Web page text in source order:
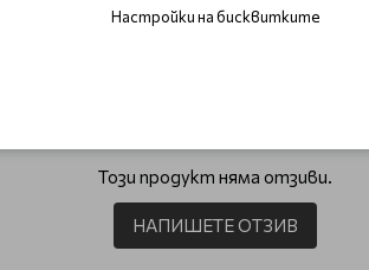
За възстановяване и подхранване Шампоани
Този продукт няма отзиви.
НАПИШЕТЕ ОТЗИВ
Настройки на бисквитките